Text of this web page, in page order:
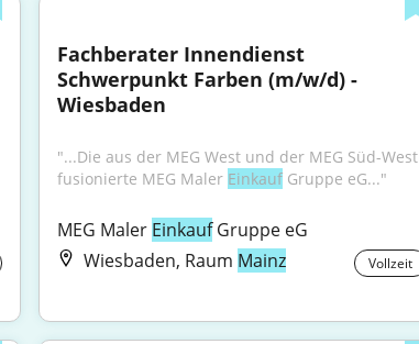
Fachberater Innendienst
Schwerpunkt Farben (m/w/d) -
Wiesbaden
"...Die aus der MEG West und der MEG Süd-West
fusionierte MEG Maler Einkauf Gruppe eG..."
MEG Maler Einkauf Gruppe eG
Wiesbaden, Raum Mainz Vollzeit